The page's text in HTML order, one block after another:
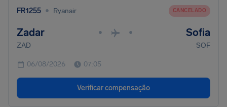
FR1255 • Ryanair CANCELADO
Zadar • • Sofia
ZAD SOF
06/08/2026 07:05
Verificar compensação